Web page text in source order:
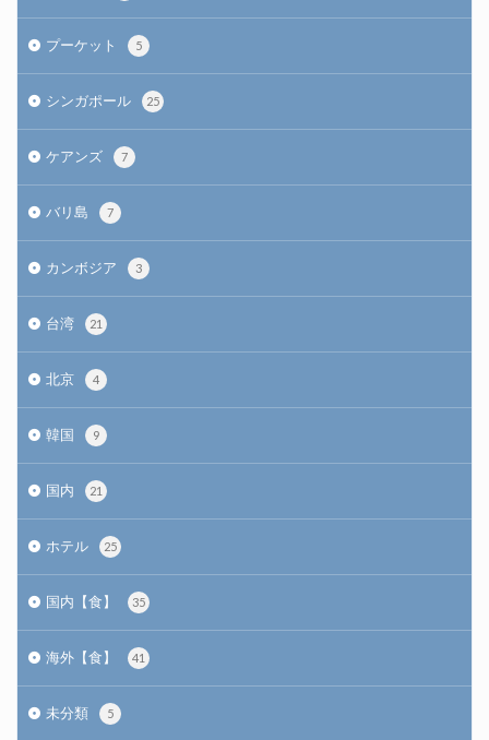
プーケット 5
シンガポール 25
ケアンズ 7
バリ島 7
カンボジア 3
台湾 21
北京 4
韓国 9
国内 21
ホテル 25
国内【食】 35
海外【食】 41
未分類 5